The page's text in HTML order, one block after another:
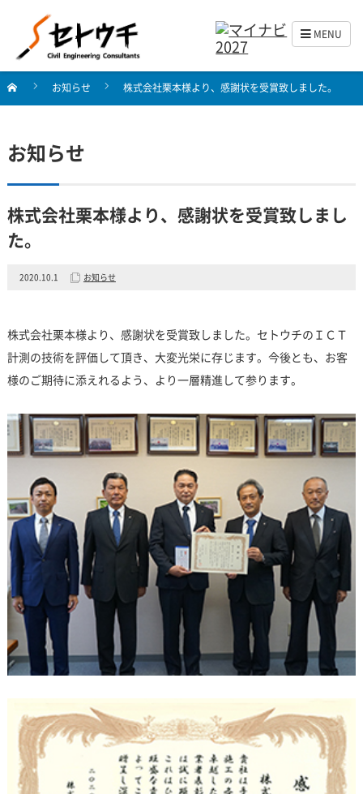
MENU
お知らせ 株式会社栗本様より、感謝状を受賞致しました。
お知らせ
株式会社栗本様より、感謝状を受賞致しまし
た。
2020.10.1 お知らせ
株式会社栗本様より、感謝状を受賞致しました。セトウチのＩＣＴ
計測の技術を評価して頂き、大変光栄に存じます。今後とも、お客
様のご期待に添えれるよう、より一層精進して参ります。